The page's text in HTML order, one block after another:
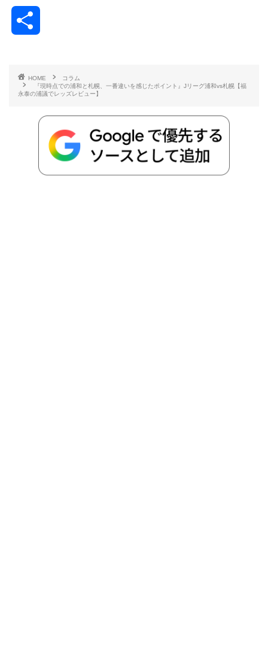
b
o
t
r t n
HOME
コラム
『現時点での浦和と札幌、一番違いを感じたポイント』Jリーグ浦和vs札幌【福
永泰の浦議でレッズレビュー】